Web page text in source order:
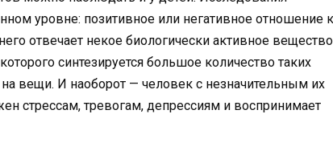
уровне: позитивное или негативное отношение к
отвечает некое биологически активное
синтезируется большое количество таких
вещи. И наоборот — человек с незначительным их
стрессам, тревогам, депрессиям и воспринимает